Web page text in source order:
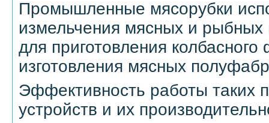
Промышленные мясорубки
измельчения мясных и рыбных
для приготовления
изготовления мясных
Эффективность работы таких
устройств и их